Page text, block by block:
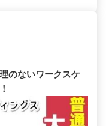
のないワークスケ